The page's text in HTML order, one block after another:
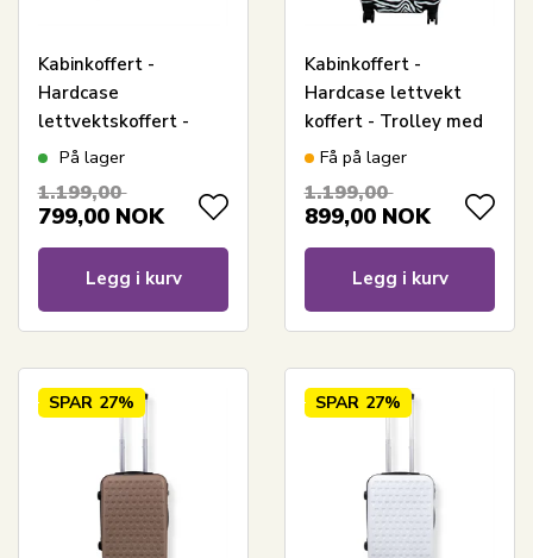
Kabinkoffert -
Hardcase
lettvektskoffert -
Trolley med motiv -
På lager
1.199,00
799,00 NOK
Legg i kurv
Kabinkoffert -
Hardcase lettvekt
koffert - Trolley med
motiv - Zebra
Få på lager
1.199,00
899,00 NOK
Legg i kurv
SPAR 27% SPAR 27%